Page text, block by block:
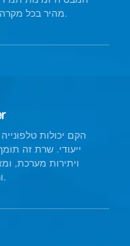
מהיר בכל מקרה של אובדן או השחתת נתונים.
הקם יכולות
ייעודי. שרת זה
ויתירות מערכת,
ורשיונות תוכנה.